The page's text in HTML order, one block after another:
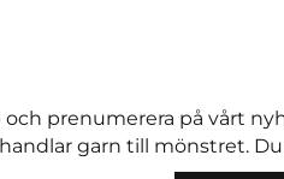
prenumerera på vårt
garn till mönstret. Du